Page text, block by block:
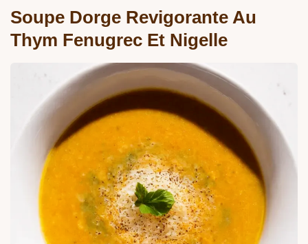
Soupe Dorge Revigorante Au
Thym Fenugrec Et Nigelle